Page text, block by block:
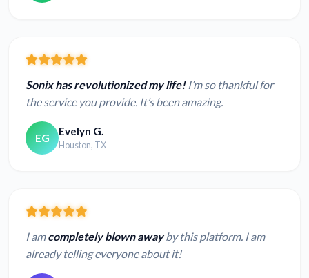
Sonix has revolutionized my life!I’m so thankful for
the service you provide. It’s been amazing.
EG Evelyn G.
Houston, TX
I amcompletely blown awayby this platform. I am
already telling everyone about it!